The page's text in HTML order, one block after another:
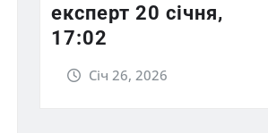
експерт 20 січня,
17:02
Січ 26, 2026